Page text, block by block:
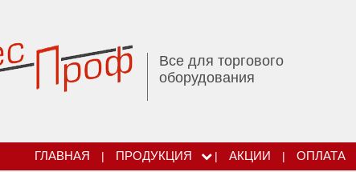
Все для торгового
оборудования
ГЛАВНАЯ | ПРОДУКЦИЯ | АКЦИИ | ОПЛАТА